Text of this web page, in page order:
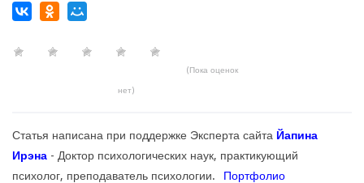
(Пока оценок
нет)
Статья написана при поддержке Эксперта сайта Йапина
Ирэна - Доктор психологических наук, практикующий
психолог, преподаватель психологии.
Портфолио